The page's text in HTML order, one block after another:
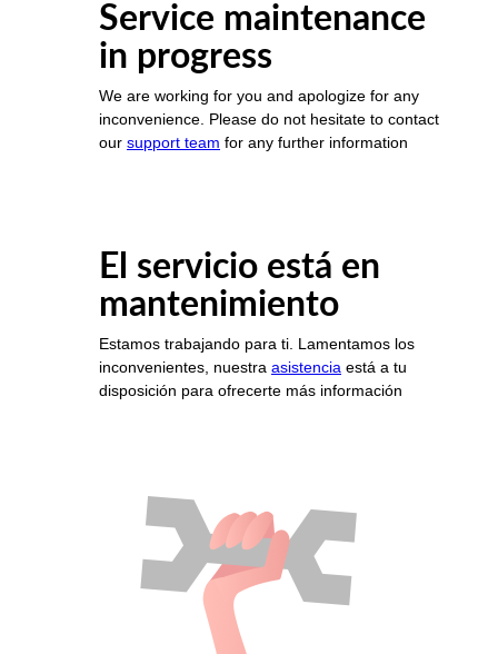
Service maintenance
in progress
We are working for you and apologize for any
inconvenience. Please do not hesitate to contact
our support team for any further information
El servicio está en
mantenimiento
Estamos trabajando para ti. Lamentamos los
inconvenientes, nuestra asistencia está a tu
disposición para ofrecerte más información